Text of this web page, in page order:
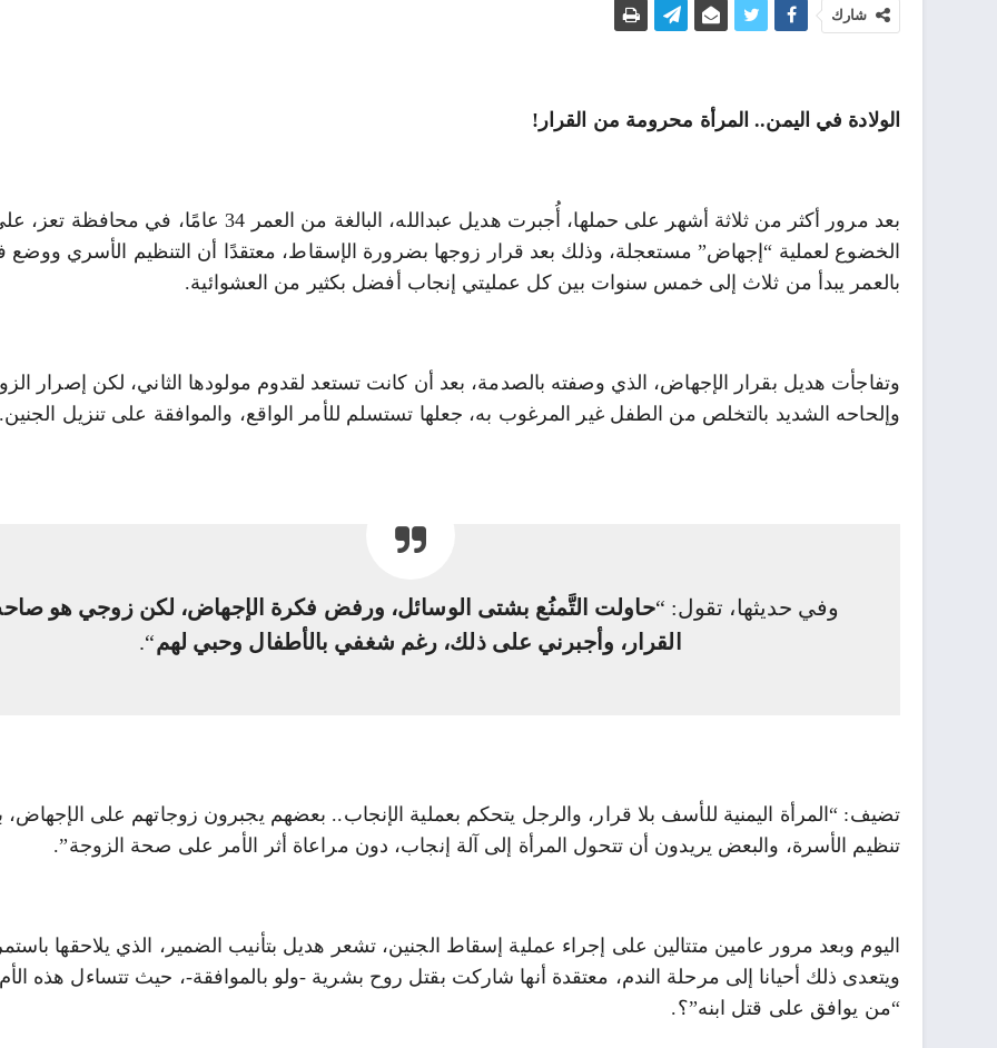
شارك
الولادة في اليمن.. المرأة محرومة من القرار!
بعد مرور أكثر من ثلاثة أشهر على حملها، أُجبرت هديل عبدالله، البالغة من العمر 34 عامًا، في محافظة
الخضوع لعملية “إجهاض” مستعجلة، وذلك بعد قرار زوجها بضرورة الإسقاط، معتقدًا أن التنظيم الأسري ووضع
بالعمر يبدأ من ثلاث إلى خمس سنوات بين كل عمليتي إنجاب أفضل بكثير من العشوائية.
وتفاجأت هديل بقرار الإجهاض، الذي وصفته بالصدمة، بعد أن كانت تستعد لقدوم مولودها الثاني، لكن إصرار
وإلحاحه الشديد بالتخلص من الطفل غير المرغوب به، جعلها تستسلم للأمر الواقع، والموافقة على تنزيل الجنين.
وفي حديثها، تقول: “حاولت التَّمنُع بشتى الوسائل، ورفض فكرة الإجهاض، لكن زوجي هو
القرار، وأجبرني على ذلك، رغم شغفي بالأطفال وحبي لهم“.
تضيف: “المرأة اليمنية للأسف بلا قرار، والرجل يتحكم بعملية الإنجاب.. بعضهم يجبرون زوجاتهم على الإجهاض،
تنظيم الأسرة، والبعض يريدون أن تتحول المرأة إلى آلة إنجاب، دون مراعاة أثر الأمر على صحة الزوجة”.
اليوم وبعد مرور عامين متتالين على إجراء عملية إسقاط الجنين، تشعر هديل بتأنيب الضمير، الذي يلاحقها
ويتعدى ذلك أحيانا إلى مرحلة الندم، معتقدة أنها شاركت بقتل روح بشرية -ولو بالموافقة-، حيث تتساءل هذه
“من يوافق على قتل ابنه”؟.